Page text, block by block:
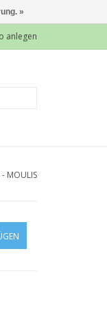
anlegen
MOULIS
»